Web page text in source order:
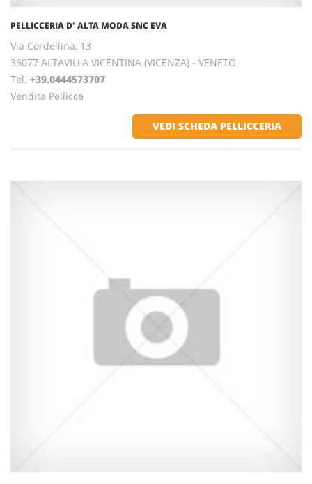
PELLICCERIA D' ALTA MODA SNC EVA
Via Cordellina, 13
36077 ALTAVILLA VICENTINA (VICENZA) - VENETO
Tel. +39.0444573707
Vendita Pellicce
VEDI SCHEDA PELLICCERIA